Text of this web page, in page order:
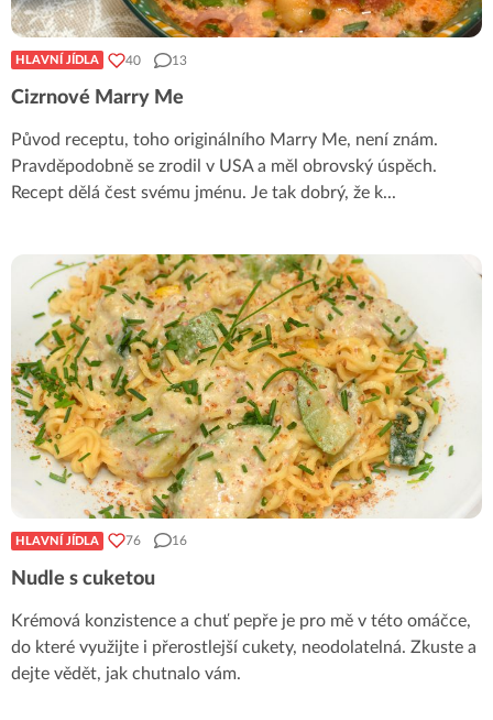
HLAVNÍ JÍDLA 40 13
Cizrnové Marry Me
Původ receptu, toho originálního Marry Me, není znám.
Pravděpodobně se zrodil v USA a měl obrovský úspěch.
Recept dělá čest svému jménu. Je tak dobrý, že k...
HLAVNÍ JÍDLA 76 16
Nudle s cuketou
Krémová konzistence a chuť pepře je pro mě v této omáčce,
do které využijte i přerostlejší cukety, neodolatelná. Zkuste a
dejte vědět, jak chutnalo vám.